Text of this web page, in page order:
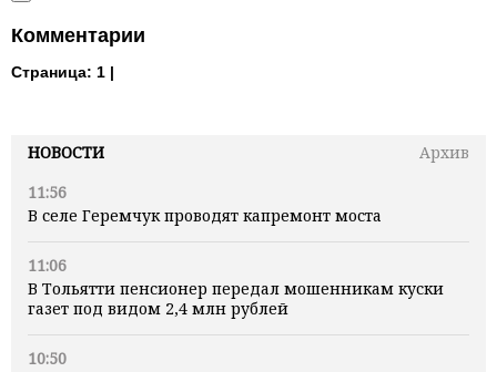
НОВОСТИ
Архив
11:56
В селе Геремчук проводят капремонт моста
11:06
В Тольятти пенсионер передал мошенникам куски
газет под видом 2,4 млн рублей
10:50
Комментарии
Страница: 1 |